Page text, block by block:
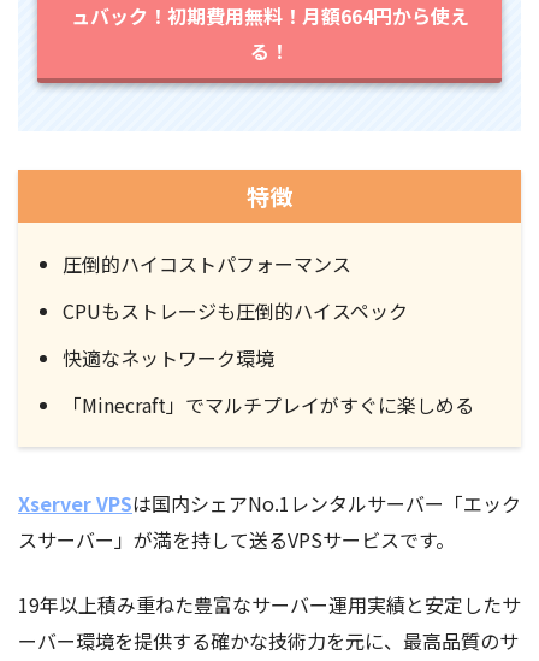
ュバック！初期費用無料！月額664円から使え
る！
特徴
圧倒的ハイコストパフォーマンス
CPUもストレージも圧倒的ハイスペック
快適なネットワーク環境
「Minecraft」でマルチプレイがすぐに楽しめる
Xserver VPSは国内シェアNo.1レンタルサーバー「エック
スサーバー」が満を持して送るVPSサービスです。
19年以上積み重ねた豊富なサーバー運用実績と安定したサ
ーバー環境を提供する確かな技術力を元に、最高品質のサ